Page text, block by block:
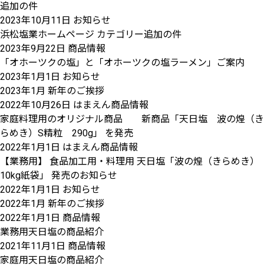
追加の件
2023年10月11日 お知らせ
浜松塩業ホームページ カテゴリー追加の件
2023年9月22日 商品情報
「オホーツクの塩」と「オホーツクの塩ラーメン」ご案内
2023年1月1日 お知らせ
2023年1月 新年のご挨拶
2022年10月26日 はまえん商品情報
家庭料理用のオリジナル商品 新商品「天日塩 波の煌（き
らめき）S精粒 290g」 を発売
2022年1月1日 はまえん商品情報
【業務用】 食品加工用・料理用 天日塩「波の煌（きらめき）
10kg紙袋」 発売のお知らせ
2022年1月1日 お知らせ
2022年1月 新年のご挨拶
2022年1月1日 商品情報
業務用天日塩の商品紹介
2021年11月1日 商品情報
家庭用天日塩の商品紹介